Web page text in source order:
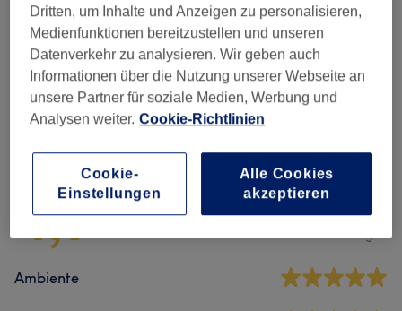
Herren - Haarschnitte & Stylings ( 2)
Kinder - Haarschnitte & Stylings ) 17 €
4,9
Ambiente
Dritten, um Inhalte und Anzeigen zu personalisieren,
Medienfunktionen bereitzustellen und unseren
Datenverkehr zu analysieren. Wir geben auch
Informationen über die Nutzung unserer Webseite an
unsere Partner für soziale Medien, Werbung und
Analysen weiter. Cookie-Richtlinien
Cookie-
Einstellungen
Alle Cookies
akzeptieren